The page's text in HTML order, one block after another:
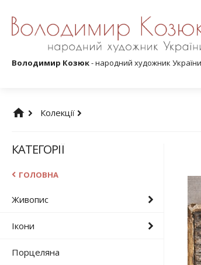
Володимир Козюк- народний художник України
Колекції
КАТЕГОРІЇ
ГОЛОВНА
Живопис
Ікони
Порцеляна